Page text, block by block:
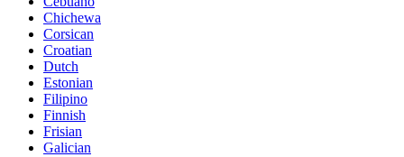
Chichewa
Corsican
Croatian
Dutch
Estonian
Filipino
Finnish
Frisian
Galician